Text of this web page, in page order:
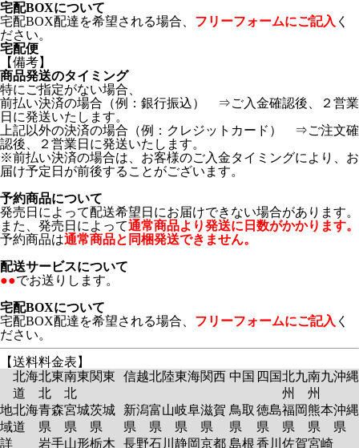
宅配BOXについて
宅配BOX配達を希望される場合、 フリーフォームにご記入 く
ださい。
宅配便
【備考】
商品発送のタイミング
特にご指定がない場合、
前払い決済の場合（例：銀行振込） ⇒ご入金確認後、２営業
日に発送いたします。
上記以外の決済の場合（例：クレジットカード） ⇒ご注文確
認後、２営業日に発送いたします。
※前払い決済の場合は、お客様のご入金タイミングにより、お
届け予定日が前後することがございます。
予約商品について
発売日によって配送希望日にお届けできない場合があります。
また、発売日によって通常商品より発送に日数がかかります。
予約商品は通常商品と同梱発送できません。
配送サービスについて
●●でお送りします。
宅配BOXについて
宅配BOX配達を希望される場合、 フリーフォームにご記入 く
ださい。
【送料料金表】
北海
道
北東
北
南東
北
関東 信越北陸東海関西 中国 四国北九
州
南九
州
沖縄
地
域
詳
北海
道
青森
県
岩手
宮城
県
山形
茨城
県
栃木
新潟
県
長野
富山
県
石川
岐阜
県
静岡
滋賀
県
京都
鳥取
県
島根
徳島
県
香川
福岡
県
佐賀
熊本
県
宮崎
沖縄
県